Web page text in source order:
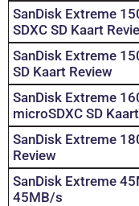
SanDisk Extreme
SDXC SD Kaart
SanDisk Extreme
SD Kaart Review
SanDisk Extreme
microSDXC SD
SanDisk Extreme
Review
SanDisk Extreme
45MB/s